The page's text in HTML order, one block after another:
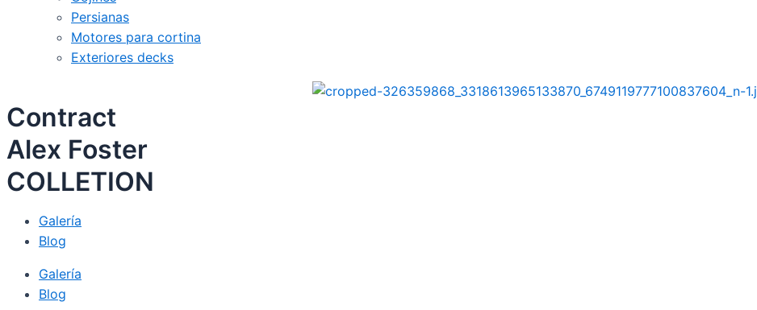
Persianas
Motores para cortina
Exteriores decks
Contract
Alex Foster
COLLETION
Galería
Blog
Galería
Blog